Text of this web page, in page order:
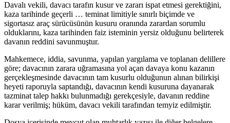
Davalı vekili, davacı tarafın kusur ve zararı ispat etmesi gerektiğini,
kaza tarihinde geçerli … teminat limitiyle sınırlı biçimde ve
sigortasız araç sürücüsünün kusuru oranında zarardan sorumlu
olduklarını, kaza tarihinden faiz isteminin yersiz olduğunu belirterek
davanın reddini savunmuştur.
Mahkemece, iddia, savunma, yapılan yargılama ve toplanan delillere
göre; davacının zarara uğramasına yol açan davaya konu kazanın
gerçekleşmesinde davacının tam kusurlu olduğunun alınan bilirkişi
heyeti raporuyla saptandığı, davacının kendi kusuruna dayanarak
tazminat talep hakkı bulunmadığı gerekçesiyle, davanın reddine
karar verilmiş; hüküm, davacı vekili tarafından temyiz edilmiştir.